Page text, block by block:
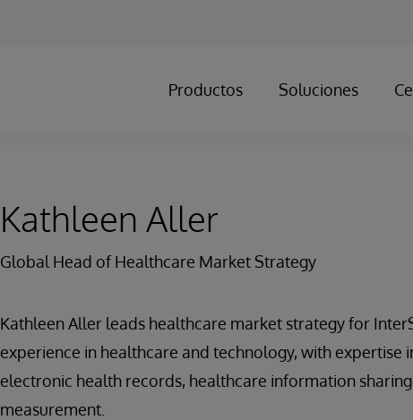
Productos Soluciones
Kathleen Aller
Global Head of Healthcare Market Strategy
Kathleen Aller leads healthcare market strategy for
experience in healthcare and technology, with expertise
electronic health records, healthcare information
measurement.